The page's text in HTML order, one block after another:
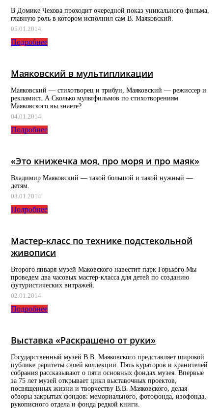
В Домике Чехова проходит очередной показ уникального фильма,
главную роль в котором исполнил сам В. Маяковский.
05.01.2014
Подробнее
Маяковский в мультипликации
Маяковский — стихотворец и трибун, Маяковский — режиссер и
рекламист. А Сколько мультфильмов по стихотворениям
Маяковского вы знаете?
04.01.2014
Подробнее
«Это книжечка моя, про моря и про маяк»
Владимир Маяковский — такой большой и такой нужный —
детям.
03.01.2014
Подробнее
Мастер-класс по технике подстекольной
живописи
Второго января музей Маковского навестит парк Горького.Мы
проведем два часовых мастер-класса для детей по созданию
футуристических витражей.
02.01.2014
Подробнее
Выставка «Раскрашено от руки»
Государственный музей В.В. Маяковского представляет широкой
публике раритеты своей коллекции. Пять кураторов и хранителей
собрания рассказывают о пяти основных фондах музея. Впервые
за 75 лет музей открывает цикл выставочных проектов,
посвященных жизни и творчеству В.В. Маяковского, делая
обзоры закрытых фондов: мемориального, фотофонда, изофонда,
рукописного отдела и фонда редкой книги.